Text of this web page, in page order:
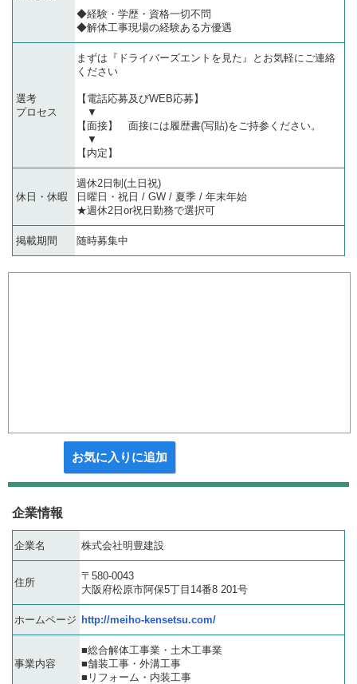
◆経験・学歴・資格一切不問
◆解体工事現場の経験ある方優遇
選考
プロセス
まずは『ドライバーズエントを見た』とお気軽にご連絡
ください
【電話応募及びWEB応募】
▼
【面接】 面接には履歴書(写貼)をご持参ください。
▼
【内定】
休日・休暇
週休2日制(土日祝)
日曜日・祝日 / GW / 夏季 / 年末年始
★週休2日or祝日勤務で選択可
掲載期間 随時募集中
お気に入りに追加
企業情報
企業名 株式会社明豊建設
住所
〒580-0043
大阪府松原市阿保5丁目14番8 201号
ホームページ http://meiho-kensetsu.com/
事業内容
■総合解体工事業・土木工事業
■舗装工事・外溝工事
■リフォーム・内装工事